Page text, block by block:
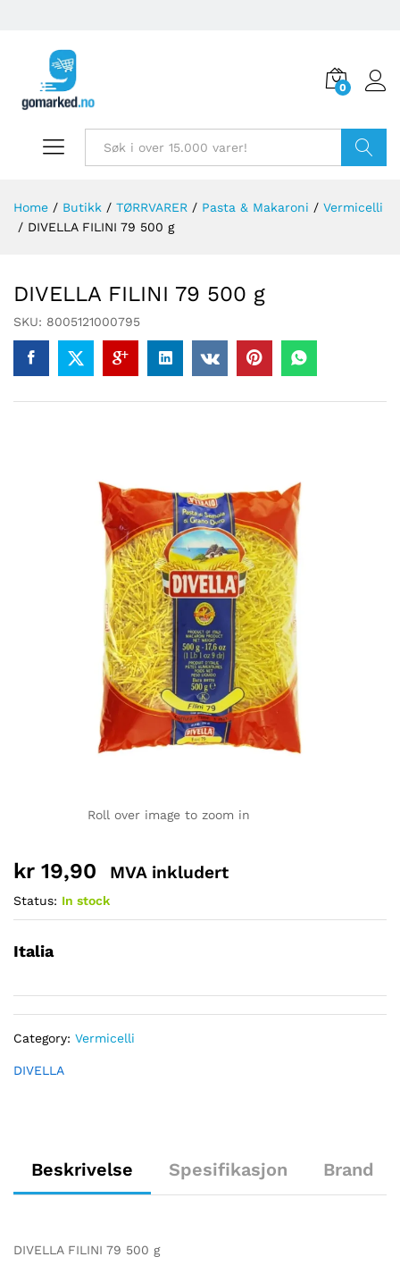
0
Home / Butikk / TØRRVARER / Pasta & Makaroni / Vermicelli
/ DIVELLA FILINI 79 500 g
DIVELLA FILINI 79 500 g
SKU: 8005121000795
Roll over image to zoom in
kr 19,90 MVA inkludert
Status: In stock
Italia
Category: Vermicelli
DIVELLA
Beskrivelse Spesifikasjon Brand
DIVELLA FILINI 79 500 g